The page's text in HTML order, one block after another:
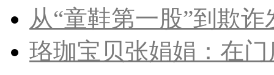
从“童鞋第一股”到欺
珞珈宝贝张娟娟：在